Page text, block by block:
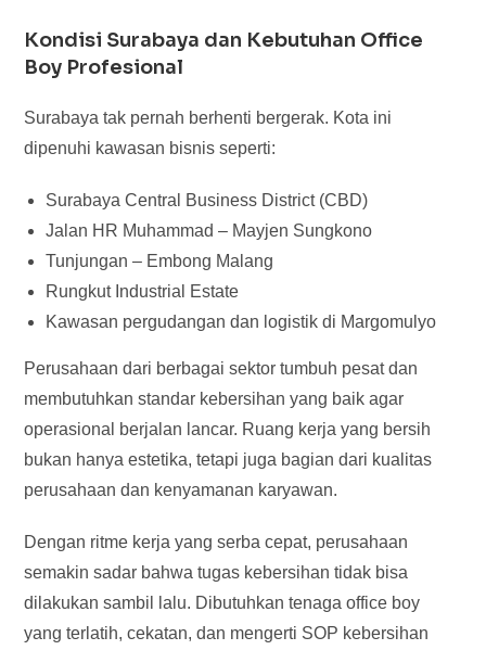
Kondisi Surabaya dan Kebutuhan Office
Boy Profesional
Surabaya tak pernah berhenti bergerak. Kota ini
dipenuhi kawasan bisnis seperti:
Surabaya Central Business District (CBD)
Jalan HR Muhammad – Mayjen Sungkono
Tunjungan – Embong Malang
Rungkut Industrial Estate
Kawasan pergudangan dan logistik di Margomulyo
Perusahaan dari berbagai sektor tumbuh pesat dan
membutuhkan standar kebersihan yang baik agar
operasional berjalan lancar. Ruang kerja yang bersih
bukan hanya estetika, tetapi juga bagian dari kualitas
perusahaan dan kenyamanan karyawan.
Dengan ritme kerja yang serba cepat, perusahaan
semakin sadar bahwa tugas kebersihan tidak bisa
dilakukan sambil lalu. Dibutuhkan tenaga office boy
yang terlatih, cekatan, dan mengerti SOP kebersihan